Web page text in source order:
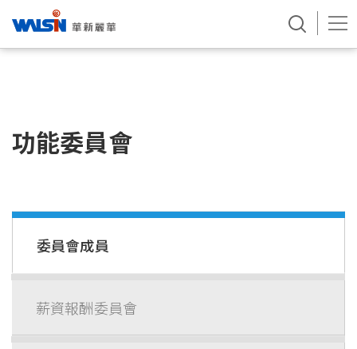
功能委員會
委員會成員
薪資報酬委員會